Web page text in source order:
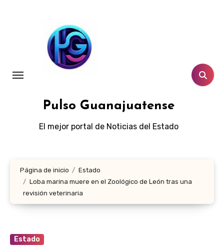
Pulso Guanajuatense
El mejor portal de Noticias del Estado
Página de inicio
Estado
Loba marina muere en el Zoológico de León tras una
revisión veterinaria
Estado